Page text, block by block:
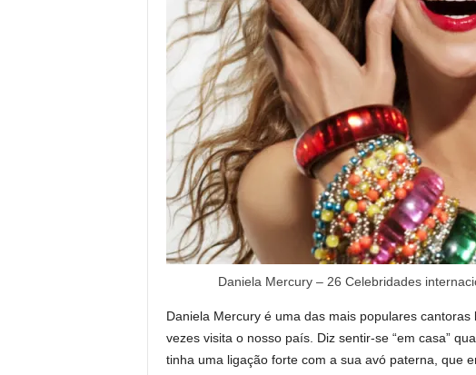
Daniela Mercury – 26 Celebridades
Daniela Mercury é uma das mais populares
vezes visita o nosso país. Diz sentir-se “em casa”
tinha uma ligação forte com a sua avó paterna, que